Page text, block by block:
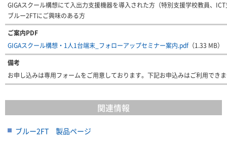
GIGAスクール構想にて入出力支援機器を導入された方（特別支援学校教員、
ブルー2FTにご興味のある方
ご案内PDF
GIGAスクール構想・1人1台端末_フォローアップセミナー案内.pdf （1.33 MB）
備考
お申し込みは専用フォームをご用意しております。下記お申込みはご利用でき
関連情報
ブルー2FT 製品ページ